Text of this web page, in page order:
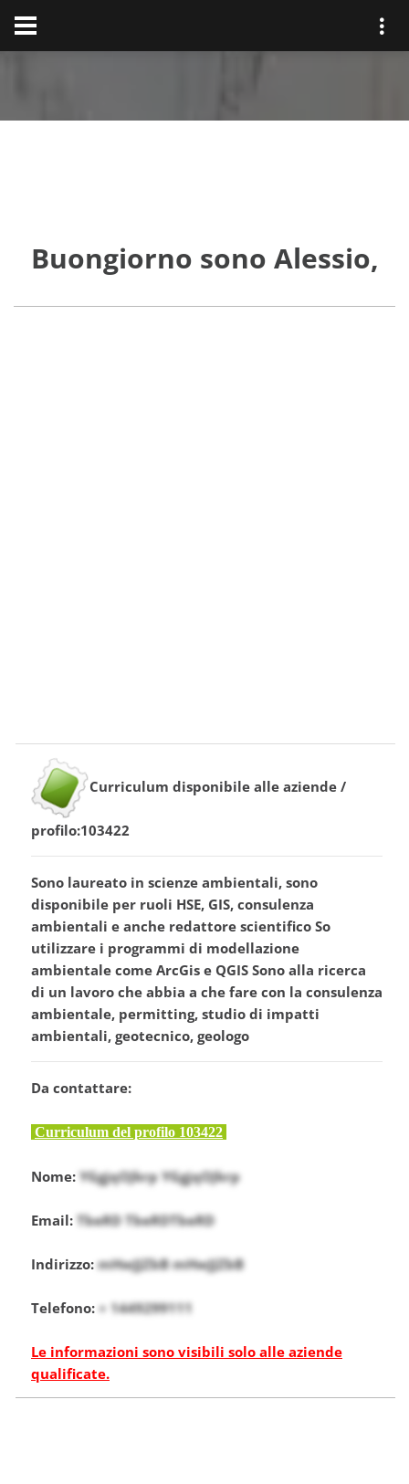
Buongiorno sono Alessio,
Curriculum disponibile alle aziende /
profilo:103422
Sono laureato in scienze ambientali, sono
disponibile per ruoli HSE, GIS, consulenza
ambientali e anche redattore scientifico So
utilizzare i programmi di modellazione
ambientale come ArcGis e QGIS Sono alla ricerca
di un lavoro che abbia a che fare con la consulenza
ambientale, permitting, studio di impatti
ambientali, geotecnico, geologo
Da contattare:
Curriculum del profilo 103422
Nome: YGgjqOJkrp YGgjqOJkrp
Email: TbeRD TbeRDTbeRD
Indirizzo:mHwJJZbB mHwJJZbB
Telefono: + 1449299111
Le informazioni sono visibili solo alle aziende
qualificate.